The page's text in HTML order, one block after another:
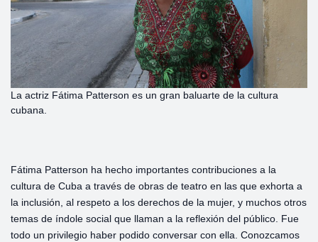
La actriz Fátima Patterson es un gran baluarte de la cultura
cubana.
Fátima Patterson ha hecho importantes contribuciones a la
cultura de Cuba a través de obras de teatro en las que exhorta a
la inclusión, al respeto a los derechos de la mujer, y muchos otros
temas de índole social que llaman a la reflexión del público. Fue
todo un privilegio haber podido conversar con ella. Conozcamos